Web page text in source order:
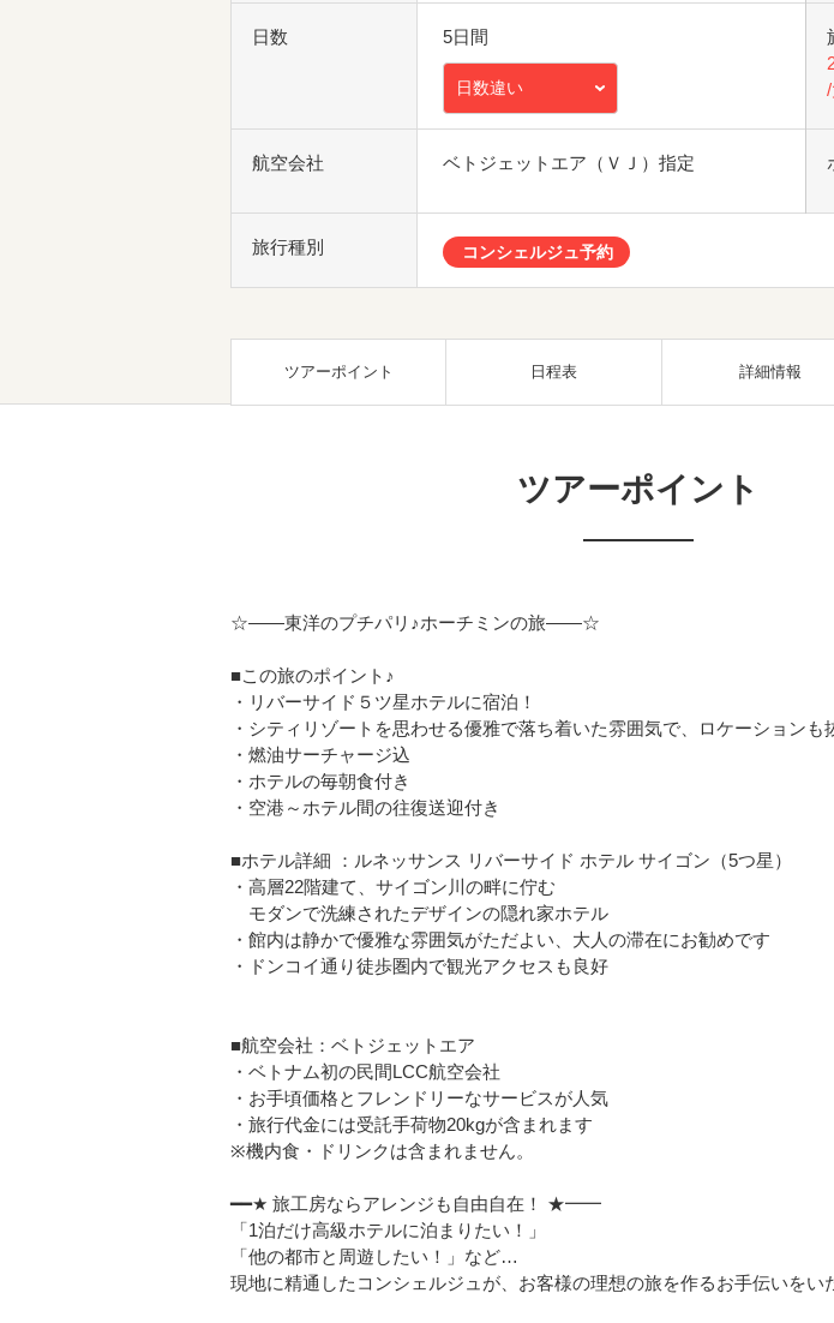
日数 5日間
日数違い
航空会社 ベトジェットエア（ＶＪ）指定
旅行種別 コンシェルジュ予約
ツアーポイント 日程表 詳細情報
ツアーポイント
☆――東洋のプチパリ♪ホーチミンの旅――☆
■この旅のポイント♪
・リバーサイド５ツ星ホテルに宿泊！
・シティリゾートを思わせる優雅で落ち着いた雰囲気で、ロケーションも
・燃油サーチャージ込
・ホテルの毎朝食付き
・空港～ホテル間の往復送迎付き
■ホテル詳細 ：ルネッサンス リバーサイド ホテル サイゴン（5つ星）
・高層22階建て、サイゴン川の畔に佇む
モダンで洗練されたデザインの隠れ家ホテル
・館内は静かで優雅な雰囲気がただよい、大人の滞在にお勧めです
・ドンコイ通り徒歩圏内で観光アクセスも良好
■航空会社：ベトジェットエア
・ベトナム初の民間LCC航空会社
・お手頃価格とフレンドリーなサービスが人気
・旅行代金には受託手荷物20kgが含まれます
※機内食・ドリンクは含まれません。
━━★ 旅工房ならアレンジも自由自在！ ★━━
「1泊だけ高級ホテルに泊まりたい！」
「他の都市と周遊したい！」など…
現地に精通したコンシェルジュが、お客様の理想の旅を作るお手伝いをい